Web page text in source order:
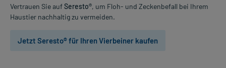
Vertrauen Sie aufSeresto®, um Floh- und Zeckenbefall bei Ihrem
Haustier nachhaltig zu vermeiden.
Jetzt Seresto® für Ihren Vierbeiner kaufen